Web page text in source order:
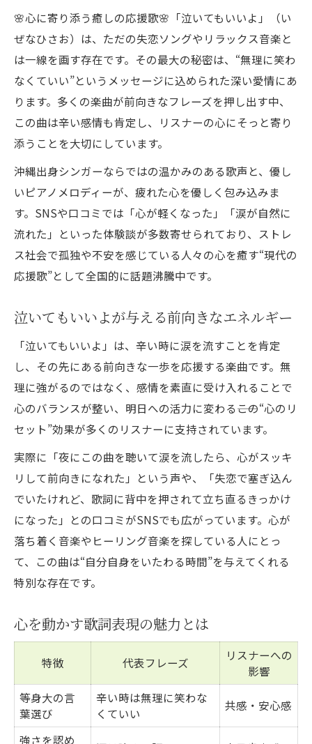
🌸心に寄り添う癒しの応援歌🌸「泣いてもいいよ」（い
ぜなひさお）は、ただの失恋ソングやリラックス音楽と
は一線を画す存在です。その最大の秘密は、“無理に笑わ
なくていい”というメッセージに込められた深い愛情にあ
ります。多くの楽曲が前向きなフレーズを押し出す中、
この曲は辛い感情も肯定し、リスナーの心にそっと寄り
添うことを大切にしています。
沖縄出身シンガーならではの温かみのある歌声と、優し
いピアノメロディーが、疲れた心を優しく包み込みま
す。SNSや口コミでは「心が軽くなった」「涙が自然に
流れた」といった体験談が多数寄せられており、ストレ
ス社会で孤独や不安を感じている人々の心を癒す“現代の
応援歌”として全国的に話題沸騰中です。
泣いてもいいよが与える前向きなエネルギー
「泣いてもいいよ」は、辛い時に涙を流すことを肯定
し、その先にある前向きな一歩を応援する楽曲です。無
理に強がるのではなく、感情を素直に受け入れることで
心のバランスが整い、明日への活力に変わる――この“心のリ
セット”効果が多くのリスナーに支持されています。
実際に「夜にこの曲を聴いて涙を流したら、心がスッキ
リして前向きになれた」という声や、「失恋で塞ぎ込ん
でいたけれど、歌詞に背中を押されて立ち直るきっかけ
になった」との口コミがSNSでも広がっています。心が
落ち着く音楽やヒーリング音楽を探している人にとっ
て、この曲は“自分自身をいたわる時間”を与えてくれる
特別な存在です。
心を動かす歌詞表現の魅力とは
特徴 代表フレーズ
リスナーへの
影響
等身大の言
葉選び
辛い時は無理に笑わな
くていい
共感・安心感
強さを認め